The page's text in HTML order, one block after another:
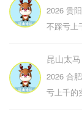
2026 贵
不踩亏上
昆山太
2026 合
亏上千的